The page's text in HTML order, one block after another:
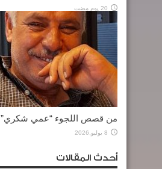
20 يوم مضت
من قصص اللجوء “عمي شكري”
8 يوليو,2026
أحدث المقالات